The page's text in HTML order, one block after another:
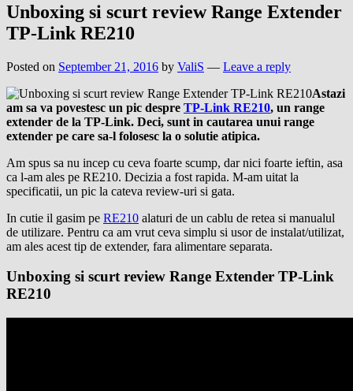
Unboxing si scurt review Range Extender
TP-Link RE210
Posted on September 21, 2016 by ValiS — Leave a reply
Astazi
am sa va povestesc un pic despre TP-Link RE210, un range
extender de la TP-Link. Deci, sunt in cautarea unui range
extender pe care sa-l folosesc la o solutie atipica.
Am spus sa nu incep cu ceva foarte scump, dar nici foarte ieftin, asa
ca l-am ales pe RE210. Decizia a fost rapida. M-am uitat la
specificatii, un pic la cateva review-uri si gata.
In cutie il gasim pe RE210 alaturi de un cablu de retea si manualul
de utilizare. Pentru ca am vrut ceva simplu si usor de instalat/utilizat,
am ales acest tip de extender, fara alimentare separata.
Unboxing si scurt review Range Extender TP-Link
RE210